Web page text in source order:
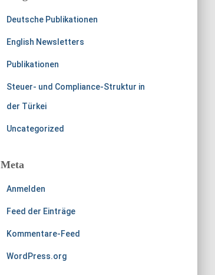
Deutsche Publikationen
English Newsletters
Publikationen
Steuer- und Compliance-Struktur in
der Türkei
Uncategorized
Meta
Anmelden
Feed der Einträge
Kommentare-Feed
WordPress.org